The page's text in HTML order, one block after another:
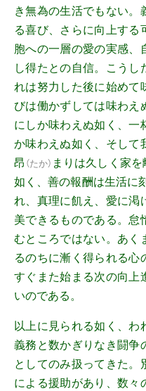
き無為の生活でもない
る喜び、さらに向上す
胞への一層の愛の実感
し得たとの自信。こう
れは努力した後に始めて
びは働かずしては味わ
にしか味わえぬ如く、一
か味わえぬ如く、そして
昂 （たか） まりは久しく家
如く、善の報酬は生活に
れ、真理に飢え、愛に渇
美できるものである。怠
むところではない。あく
るのちに漸く得られる心
すぐまた始まる次の向上
いのである。
以上に見られる如く、わ
義務と数かぎりなき闘争
としてのみ扱ってきた
による援助があり、数々